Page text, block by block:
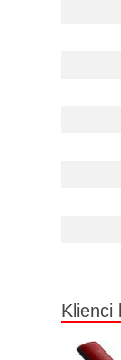
Klienci